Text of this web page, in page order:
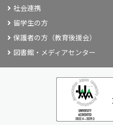
社会連携
留学生の方
保護者の方（教育後援会）
図書館・メディアセンター